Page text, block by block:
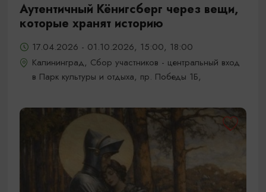
Аутентичный Кёнигсберг через вещи,
которые хранят историю
17.04.2026 - 01.10.2026, 15:00, 18:00
Калининград, Сбор участников - центральный вход
в Парк культуры и отдыха, пр. Победы 1Б,